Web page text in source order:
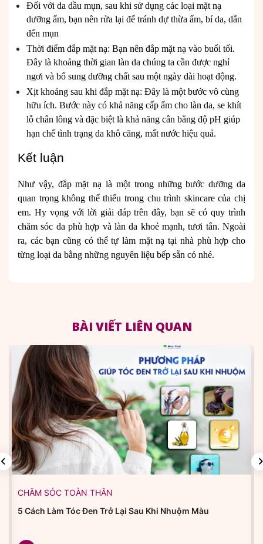
Đối với da dầu mụn, sau khi sử dụng các loại mặt nạ
dưỡng ẩm, bạn nên rửa lại để tránh dự thừa ẩm, bí da, dẫn
đến mụn
Thời điểm đắp mặt nạ: Bạn nên đắp mặt nạ vào buổi tối.
Đây là khoảng thời gian làn da chúng ta cần được nghỉ
ngơi và bổ sung dưỡng chất sau một ngày dài hoạt động.
Xịt khoáng sau khi đắp mặt nạ: Đây là một bước vô cùng
hữu ích. Bước này có khả năng cấp ẩm cho làn da, se khít
lỗ chân lông và đặc biệt là khả năng cân bằng độ pH giúp
hạn chế tình trạng da khô căng, mất nước hiệu quả.
Kết luận
Như vậy, đắp mặt nạ là một trong những bước dưỡng da
quan trọng không thể thiếu trong chu trình skincare của chị
em. Hy vọng với lời giải đáp trên đây, bạn sẽ có quy trình
chăm sóc da phù hợp và làn da khoẻ mạnh, tươi tắn. Ngoài
ra, các bạn cũng có thể tự làm mặt nạ tại nhà phù hợp cho
từng loại da bằng những nguyên liệu bếp sẵn có nhé.
BÀI VIẾT LIÊN QUAN
CHĂM SÓC TOÀN THÂN
5 Cách Làm Tóc Đen Trở Lại Sau Khi Nhuộm Màu